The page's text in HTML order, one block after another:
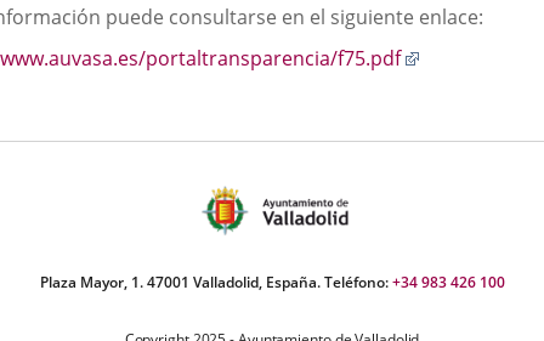
una
aplicación
una
aplicación
una
puede consultarse en el siguiente enlace:
www.auvasa.es/portaltransparencia/f75.pdf
aplicación
Plaza Mayor, 1. 47001 Valladolid, España. Teléfono:+34 983 426 100